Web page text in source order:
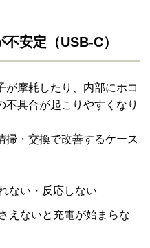
安定（USB-C）
が摩耗したり、内部にホコ
不具合が起こりやすくなり
掃・交換で改善するケース
ない・反応しない
えないと充電が始まらな